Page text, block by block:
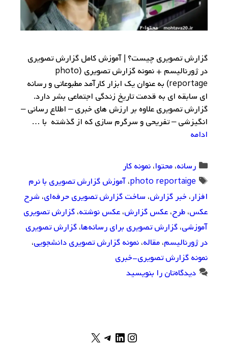
گزارش تصویری چیست؟ | آموزش کامل گزارش تصویری
در ژورنالیسم + نمونه گزارش تصویری (photo
reportage) به عنوان یک ابزار کارآمد مطبوعاتی و رسانه
ای سابقه ای به قدمت تاریخ زندگی اجتماعی بشر دارد.
گزارش تصویری علاوه بر ارزش های خبری – اطلاع رسانی –
انگیزشی – تفریحی و سرگرم سازی که از گذشته با …
ادامه
دسته‌ها
رسانه،محتوا،نمونه كار
برچسب‌ها
photo reportaige،آموزش گزارش تصویری با نرم
افزار، خبر گزارش، ساخت گزارش تصویری حرفه‌ای، شرح
عکس،طرح،عکس گزارش،عکس نوشته،گزارش تصویری
آموزشی،گزارش تصویری برای رسانه‌ها،گزارش تصویری
در ژورنالیسم،مقاله،نمونه گزارش تصویری دانشجویی،
نمونه گزارش تصویری-خبری
دیدگاه‌تان را بنویسید
اینستاگرم
لینکداین
تلگرام
X